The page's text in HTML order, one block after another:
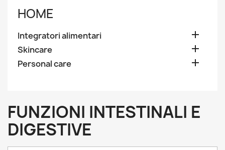
HOME
Integratori alimentari 
Skincare 
Personal care 
FUNZIONI INTESTINALI E
DIGESTIVE